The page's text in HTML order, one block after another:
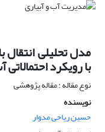
مدل تحلیلی انتقال
با رویکرد
نوع مقاله : مقاله پژوهشی
نویسنده
حسین ریاحی مدوار